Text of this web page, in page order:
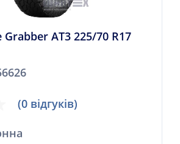
Grabber AT3 225/70 R17
(0 відгуків)